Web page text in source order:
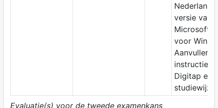
versie van
Microsoft
voor
instructies
Digitap en/
Evaluatie(s) voor de tweede examenkans